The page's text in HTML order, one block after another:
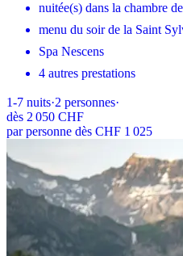
nuitée(s) dans la chambre
menu du soir de la Saint
Spa Nescens
4 autres prestations
1-7 nuits·2 personnes·
dès 2 050 CHF
par personne dès CHF 1 025